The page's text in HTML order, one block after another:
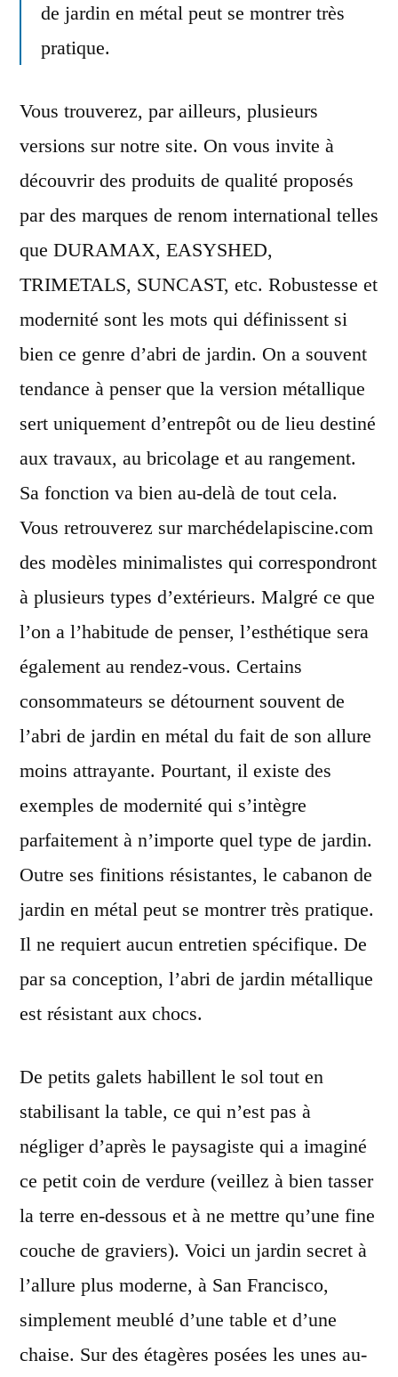
de jardin en métal peut se montrer très
pratique.
Vous trouverez, par ailleurs, plusieurs
versions sur notre site. On vous invite à
découvrir des produits de qualité proposés
par des marques de renom international telles
que DURAMAX, EASYSHED,
TRIMETALS, SUNCAST, etc. Robustesse et
modernité sont les mots qui définissent si
bien ce genre d’abri de jardin. On a souvent
tendance à penser que la version métallique
sert uniquement d’entrepôt ou de lieu destiné
aux travaux, au bricolage et au rangement.
Sa fonction va bien au-delà de tout cela.
Vous retrouverez sur marchédelapiscine.com
des modèles minimalistes qui correspondront
à plusieurs types d’extérieurs. Malgré ce que
l’on a l’habitude de penser, l’esthétique sera
également au rendez-vous. Certains
consommateurs se détournent souvent de
l’abri de jardin en métal du fait de son allure
moins attrayante. Pourtant, il existe des
exemples de modernité qui s’intègre
parfaitement à n’importe quel type de jardin.
Outre ses finitions résistantes, le cabanon de
jardin en métal peut se montrer très pratique.
Il ne requiert aucun entretien spécifique. De
par sa conception, l’abri de jardin métallique
est résistant aux chocs.
De petits galets habillent le sol tout en
stabilisant la table, ce qui n’est pas à
négliger d’après le paysagiste qui a imaginé
ce petit coin de verdure (veillez à bien tasser
la terre en-dessous et à ne mettre qu’une fine
couche de graviers). Voici un jardin secret à
l’allure plus moderne, à San Francisco,
simplement meublé d’une table et d’une
chaise. Sur des étagères posées les unes au-